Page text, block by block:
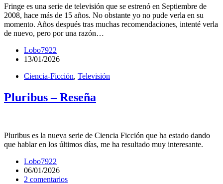
Fringe es una serie de televisión que se estrenó en Septiembre de
2008, hace más de 15 años. No obstante yo no pude verla en su
momento. Años después tras muchas recomendaciones, intenté verla
de nuevo, pero por una razón…
Lobo7922
13/01/2026
Ciencia-Ficción, Televisión
Pluribus – Reseña
Pluribus es la nueva serie de Ciencia Ficción que ha estado dando
que hablar en los últimos días, me ha resultado muy interesante.
Lobo7922
06/01/2026
2 comentarios